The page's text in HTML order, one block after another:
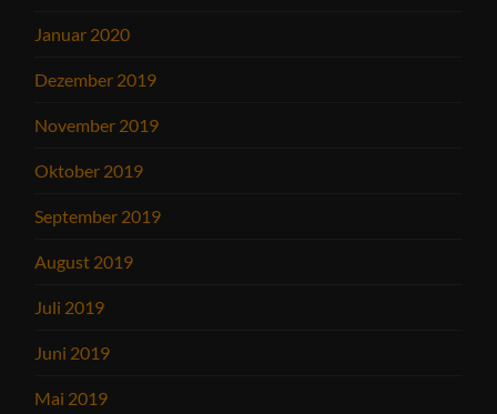
Januar 2020
Dezember 2019
November 2019
Oktober 2019
September 2019
August 2019
Juli 2019
Juni 2019
Mai 2019